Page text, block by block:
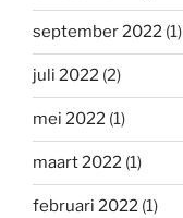
september 2022 (1)
juli 2022 (2)
mei 2022 (1)
maart 2022 (1)
februari 2022 (1)